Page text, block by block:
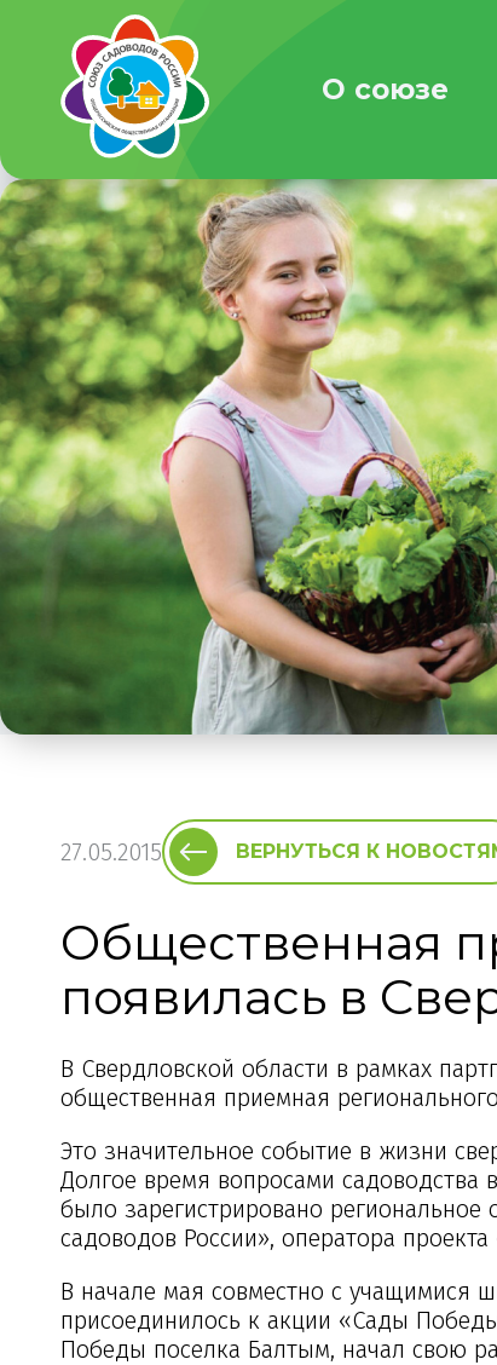
О союзе
27.05.2015 ВЕРНУТЬСЯ К
Общественная
появилась в
В Свердловской области в рамках
общественная приемная
Это значительное событие в жизни
Долгое время вопросами садоводства
было зарегистрировано
садоводов России», оператора
В начале мая совместно с
присоединилось к акции «Сады
Победы поселка Балтым, начал свою